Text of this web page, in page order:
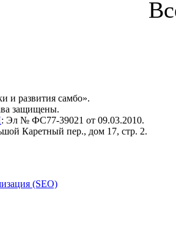
и развития самбо».
защищены.
: Эл № ФС77-39021 от 09.03.2010.
Каретный пер., дом 17, стр. 2.
(SEO)